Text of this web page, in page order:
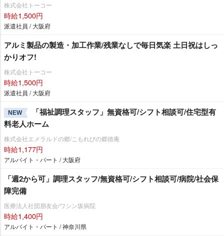
株式会社トーコー
時給1,500円
派遣社員 / 大阪府
アルミ製品の製造・加工作業/残業なしで毎日気楽 土日祝はしっ
かりオフ!
株式会社トーコー
時給1,500円
派遣社員 / 大阪府
NEW
「福祉調理スタッフ」無資格可/シフト相談可/住宅型有
料老人ホーム
株式会社エメラルドの郷/こもれびの郷徳庵
時給1,177円
アルバイト・パート / 大阪府
「週2から可」調理スタッフ/無資格可/シフト相談可/病院/社会保
障完備
医療法人社団朋友会/ワシン坂病院
時給1,400円
アルバイト・パート / 神奈川県